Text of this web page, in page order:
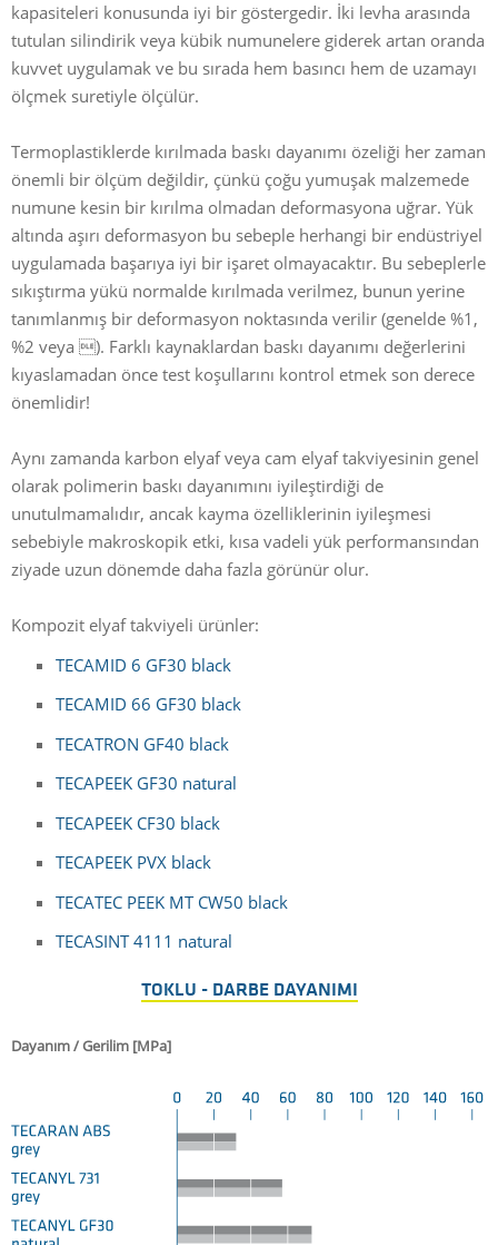
kapasiteleri konusunda iyi bir göstergedir. İki levha arasında
tutulan silindirik veya kübik numunelere giderek artan oranda
kuvvet uygulamak ve bu sırada hem basıncı hem de uzamayı
ölçmek suretiyle ölçülür.
Termoplastiklerde kırılmada baskı dayanımı özeliği her zaman
önemli bir ölçüm değildir, çünkü çoğu yumuşak malzemede
numune kesin bir kırılma olmadan deformasyona uğrar. Yük
altında aşırı deformasyon bu sebeple herhangi bir endüstriyel
uygulamada başarıya iyi bir işaret olmayacaktır. Bu sebeplerle
sıkıştırma yükü normalde kırılmada verilmez, bunun yerine
tanımlanmış bir deformasyon noktasında verilir (genelde %1,
%2 veya ). Farklı kaynaklardan baskı dayanımı değerlerini
kıyaslamadan önce test koşullarını kontrol etmek son derece
önemlidir!
Aynı zamanda karbon elyaf veya cam elyaf takviyesinin genel
olarak polimerin baskı dayanımını iyileştirdiği de
unutulmamalıdır, ancak kayma özelliklerinin iyileşmesi
sebebiyle makroskopik etki, kısa vadeli yük performansından
ziyade uzun dönemde daha fazla görünür olur.
Kompozit elyaf takviyeli ürünler:
TECAMID 6 GF30 black
TECAMID 66 GF30 black
TECATRON GF40 black
TECAPEEK GF30 natural
TECAPEEK CF30 black
TECAPEEK PVX black
TECATEC PEEK MT CW50 black
TECASINT 4111 natural
TOKLU - DARBE DAYANIMI
Dayanım / Gerilim [MPa]